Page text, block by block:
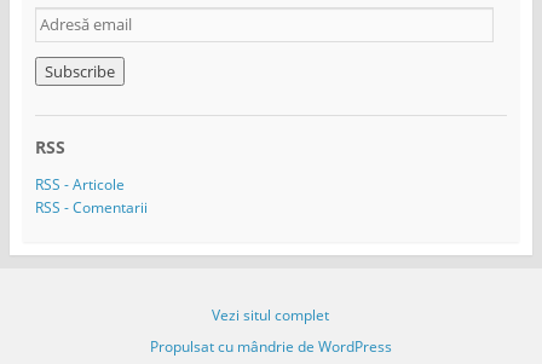
A
d
r
e
s
e
m
a
RSS
RSS - Articole
RSS - Comentarii
Vezi situl complet
Propulsat cu mândrie de WordPress